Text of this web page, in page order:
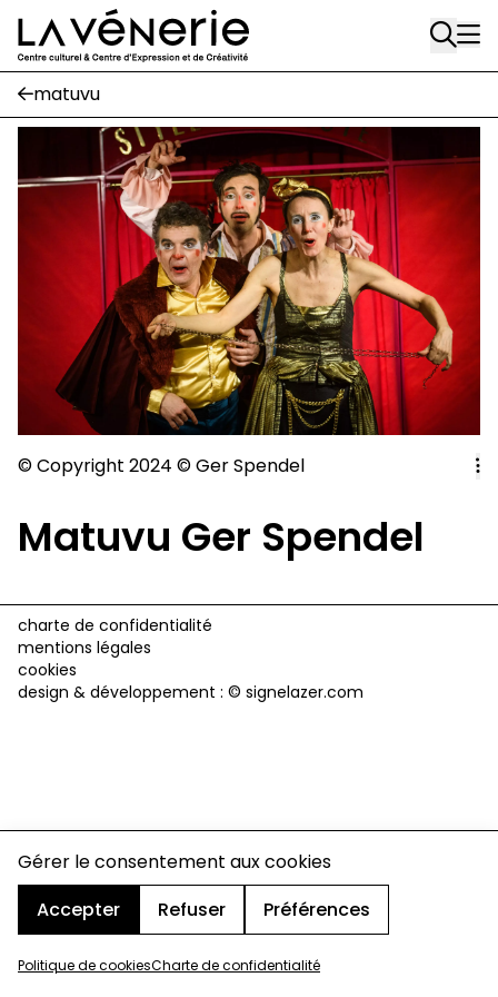
Gérer le consentement aux cookies
Accepter
Refuser Préférences
Politique de cookiesCharte de confidentialité
Aller au contenu principal
Rue Gratès, 3
1170 Watermael-Boitsfort
02 663 85 50
Place Gilson, 3
1170 Watermael-Boitsfort
02 663 85 50
suivez-nous
Journal Vénerie- version papier
Newsletter
AA
matuvu
© Copyright 2024 ©Ger Spendel
Matuvu Ger Spendel
charte de confidentialité
mentions légales
cookies
design & développement : © signelazer.com